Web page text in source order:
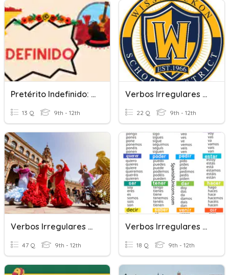
Pretérito Indefinido: Verbos Irregulares
13 Q 9th - 12th
Verbos Irregulares En El Pretérito
22 Q 9th - 12th
Verbos Irregulares - Conjugación
47 Q 9th - 12th
Verbos Irregulares Del Tiempo Presente Del Indicativo
18 Q 9th - 12th